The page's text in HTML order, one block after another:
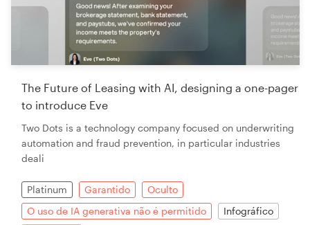
The Future of Leasing with AI, designing a one-pager
to introduce Eve
Two Dots is a technology company focused on underwriting
automation and fraud prevention, in particular industries
deali
Platinum Garantido
Oculto
O uso de IA generativa não é permitido
Infográfico